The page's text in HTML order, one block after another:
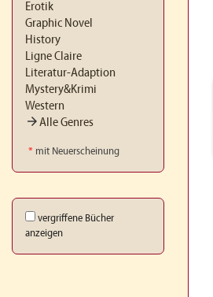
Erotik
Graphic Novel
History
Ligne Claire
Literatur-Adaption
Mystery&Krimi
Western
arrow_forwardAlle Genres
* mit Neuerscheinung
vergriffene Bücher
anzeigen